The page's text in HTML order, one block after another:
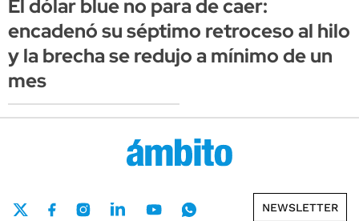
El dólar blue no para de caer:
encadenó su séptimo retroceso al hilo
y la brecha se redujo a mínimo de un
mes
NEWSLETTER